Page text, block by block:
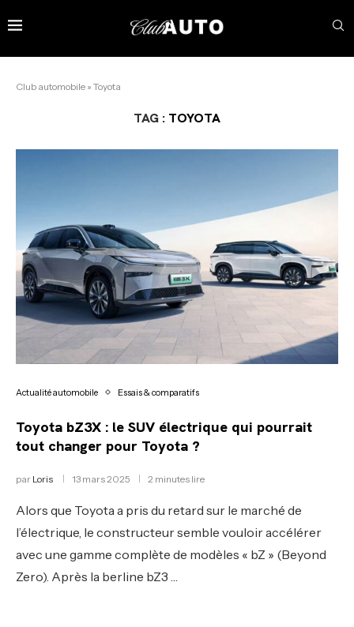
Club automobile » Toyota
TAG : TOYOTA
Actualité automobile Essais & comparatifs
Toyota bZ3X : le SUV électrique qui pourrait
tout changer pour Toyota ?
par Loris 13 mars 2025 2 minutes lire
Alors que Toyota a pris du retard sur le marché de
l’électrique, le constructeur semble vouloir accélérer
avec une gamme complète de modèles « bZ » (Beyond
Zero). Après la berline bZ3 …